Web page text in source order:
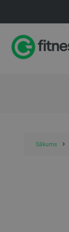
Sākums